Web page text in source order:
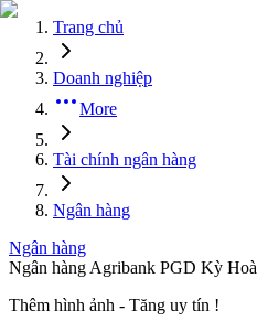
Trang chủ
Doanh nghiệp
More
Tài chính ngân hàng
Ngân hàng
Ngân hàng
Ngân hàng Agribank PGD Kỳ Hoà
Thêm hình ảnh - Tăng uy tín !